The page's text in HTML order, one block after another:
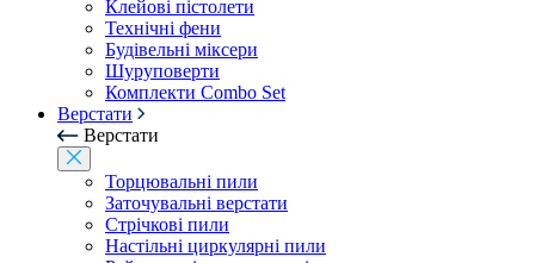
Клейові пістолети
Технічні фени
Будівельні міксери
Шуруповерти
Комплекти Combo Set
Верстати
Верстати
Торцювальні пили
Заточувальні верстати
Стрічкові пили
Настільні циркулярні пили